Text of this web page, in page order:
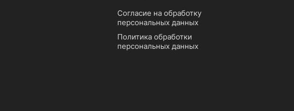
Согласие на обработку
персональных данных
Политика обработки
персональных данных